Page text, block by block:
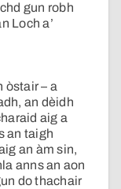
gun robh
Loch a’
òstair – a
an dèidh
aig a
an taigh
an àm sin,
anns an aon
do thachair